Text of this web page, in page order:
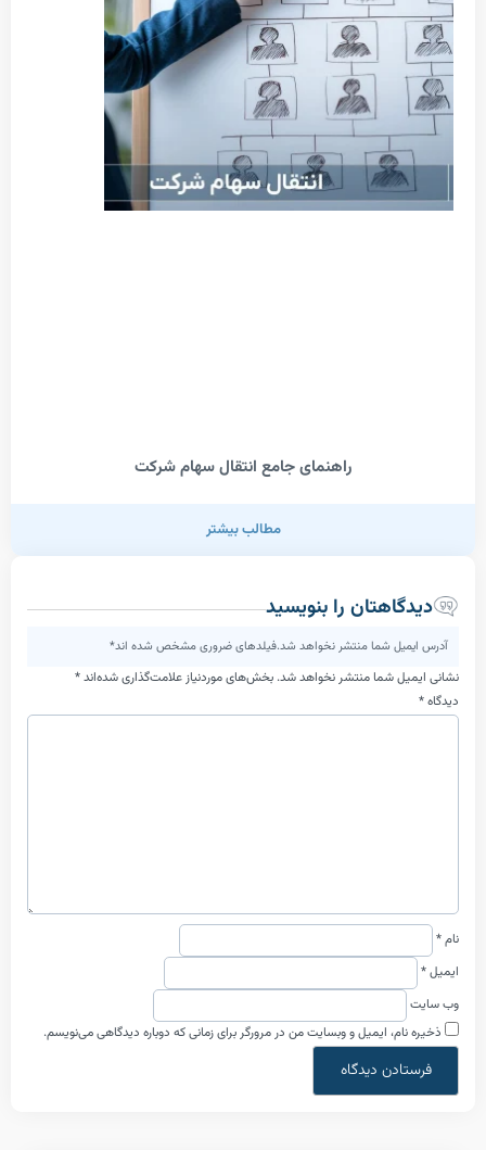
راهنمای جامع انتقال سهام شرکت
مطالب بیشتر
را بنویسید
شما منتشر نخواهد شد.فیلدهای ضروری مشخص شده اند*
شما منتشر نخواهد شد.بخش‌های موردنیاز علامت‌گذاری شده‌اند*
ایمیل و وبسایت من در مرورگر برای زمانی که دوباره دیدگاهی می‌نویسم.